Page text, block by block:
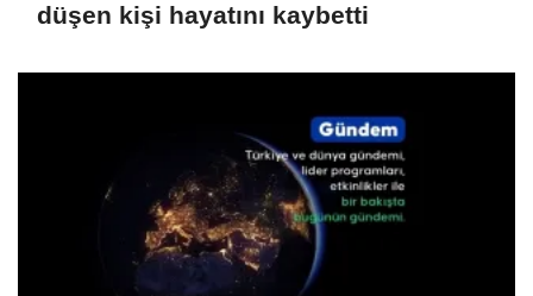
düşen kişi hayatını kaybetti